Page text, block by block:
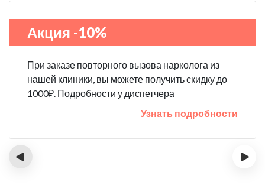
Акция -10%
При заказе повторного вызова нарколога из
нашей клиники, вы можете получить скидку до
1000₽. Подробности у диспетчера
Узнать подробности
‹ ›